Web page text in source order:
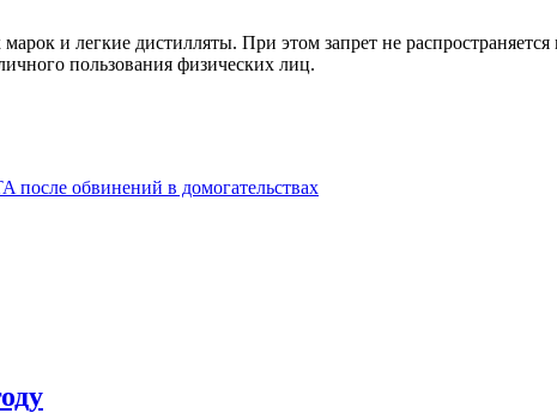
и легкие дистилляты. При этом запрет не
пользования физических лиц.
после обвинений в домогательствах